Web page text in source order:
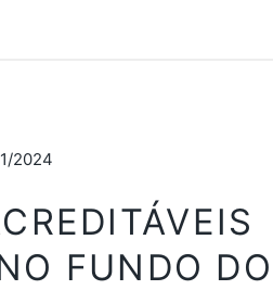
2024
FUNDO DO